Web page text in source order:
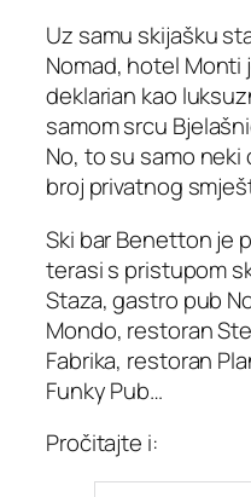
Uz samu skijašku
Nomad, hotel
deklarian kao
samom srcu
No, to su samo neki
broj privatnog
Ski bar Benetton je
terasi s pristupom
Staza, gastro pub
Mondo, restoran
Fabrika, restoran
Funky Pub…
Pročitajte i: